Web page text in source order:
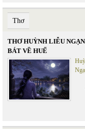
Thơ
THƠ HUỲNH LIỄU
BÁT VỀ HUẾ